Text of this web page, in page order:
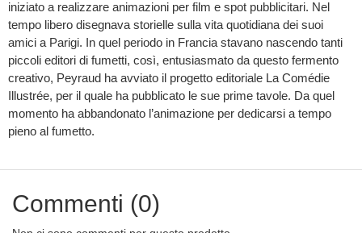
iniziato a realizzare animazioni per film e spot pubblicitari. Nel
tempo libero disegnava storielle sulla vita quotidiana dei suoi
amici a Parigi. In quel periodo in Francia stavano nascendo tanti
piccoli editori di fumetti, così, entusiasmato da questo fermento
creativo, Peyraud ha avviato il progetto editoriale La Comédie
Illustrée, per il quale ha pubblicato le sue prime tavole. Da quel
momento ha abbandonato l’animazione per dedicarsi a tempo
pieno al fumetto.
Commenti (0)